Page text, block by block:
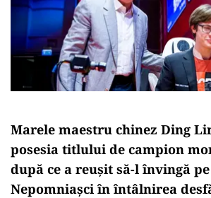
Marele maestru chinez Ding
posesia titlului de campion
după ce a reuşit să-l învingă
Nepomniaşci în întâlnirea